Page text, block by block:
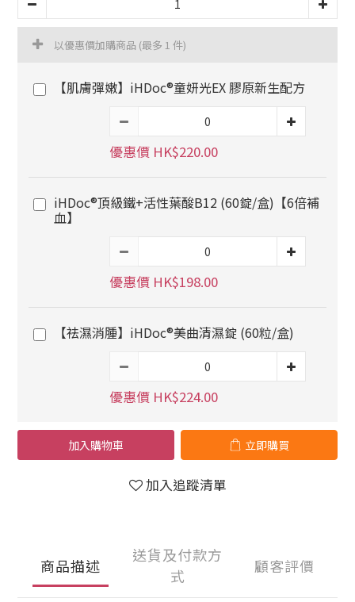
以優惠價加購商品 (最多 1 件)
【肌膚彈嫩】iHDoc®童妍光EX 膠原新生配方
優惠價 HK$220.00
iHDoc®頂級鐵+活性葉酸B12 (60錠/盒)【6倍補
血】
優惠價 HK$198.00
【祛濕消腫】iHDoc®美曲清濕錠 (60粒/盒)
優惠價 HK$224.00
加入購物車 立即購買
加入追蹤清單
商品描述
送貨及付款方
式
顧客評價